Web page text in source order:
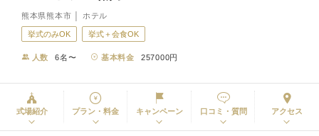
熊本県熊本市 │ ホテル
挙式のみOK 挙式＋会食OK
人数 6名〜 基本料金 257000円
式場紹介 プラン・料金 キャンペーン 口コミ・質問 アクセス